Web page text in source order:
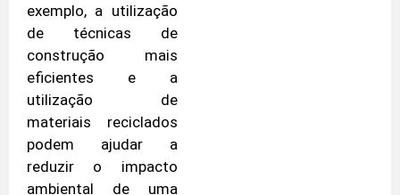
exemplo, a utilização
de técnicas de
construção mais
eficientes e a
utilização de
materiais reciclados
podem ajudar a
reduzir o impacto
ambiental de uma